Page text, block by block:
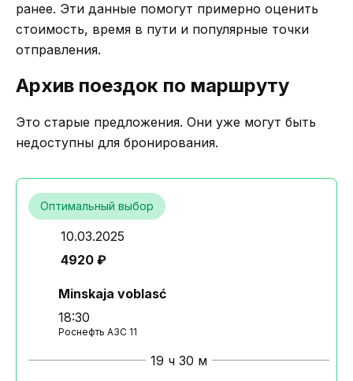
ранее. Эти данные помогут примерно оценить
стоимость, время в пути и популярные точки
отправления.
Архив поездок по маршруту
Это старые предложения. Они уже могут быть
недоступны для бронирования.
Оптимальный выбор
10.03.2025
4920 ₽
Minskaja voblasć
18:30
Роснефть АЗС 11
19 ч 30 м